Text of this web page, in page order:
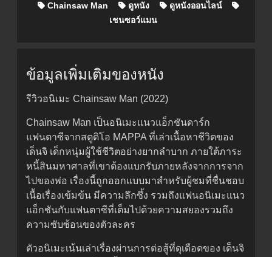
Chainsaw Man ดูหนัง
ดูหนังออนไลน์
เชนซอว์แมน
ข้อมูลเพิ่มเติมของหนัง
รีวิวอนิเมะ Chainsaw Man (2022)
Chainsaw Man เป็นอนิเมะแนวแอ็กชันดาร์ก
แฟนตาซีจากสตูดิโอ MAPPA ที่เล่าเนื้อหาชีวิตของ
เด็นจิ เด็กหนุ่มผู้ใช้ชีวิตอย่างยากลำบาก ภายใต้ภาระ
หนี้สินมหาศาลที่เขาต้องแบกรับภายหลังจากการจาก
ไปของพ่อ เรื่องนี้ถูกออกแบบมาสำหรับผู้ชมที่ชื่นชอบ
เนื้อเรื่องเข้มข้น มีความลึกซึ้ง รวมถึงแฟนอนิเมะแนว
แอ็กชันกับแฟนตาซีที่เต็มไปด้วยความสยองรวมถึง
ความซับซ้อนของตัวละคร
ตัวอนิเมะเน้นเล่าเรื่องผ่านการต่อสู้ที่ดุเดือดของ เด็นจิ